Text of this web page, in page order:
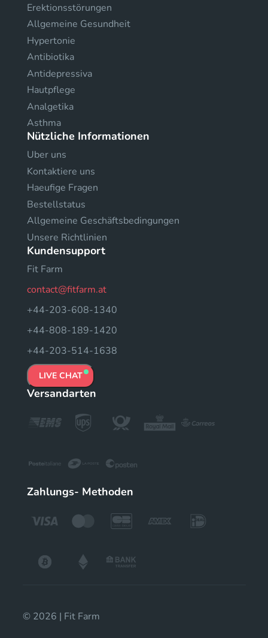
Erektionsstörungen
Allgemeine Gesundheit
Hypertonie
Antibiotika
Antidepressiva
Hautpflege
Analgetika
Asthma
Nützliche Informationen
Uber uns
Kontaktiere uns
Haeufige Fragen
Bestellstatus
Allgemeine Geschäftsbedingungen
Unsere Richtlinien
Kundensupport
Fit Farm
contact@fitfarm.at
+44-203-608-1340
+44-808-189-1420
+44-203-514-1638
LIVE CHAT
Versandarten
Zahlungs- Methoden
© 2026 | Fit Farm